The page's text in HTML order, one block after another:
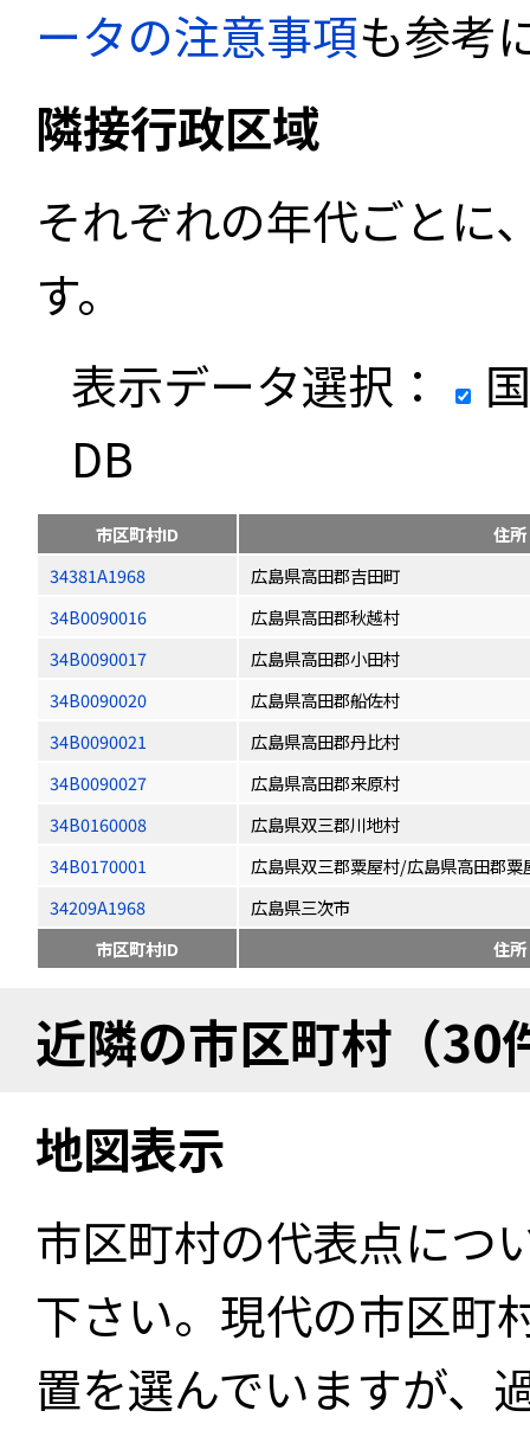
ータの注意事項も参考
隣接行政区域
それぞれの年代ごとに
す。
表示データ選択：
DB
市区町村ID
住所
34381A1968
広島県高田郡吉田町
34B0090016
広島県高田郡秋越村
34B0090017
広島県高田郡小田村
34B0090020
広島県高田郡船佐村
34B0090021
広島県高田郡丹比村
34B0090027
広島県高田郡来原村
34B0160008
広島県双三郡川地村
34B0170001
広島県双三郡粟屋村/広島県高田郡粟
34209A1968
広島県三次市
市区町村ID
住所
近隣の市区町村（30
地図表示
市区町村の代表点につ
下さい。現代の市区町
置を選んでいますが、